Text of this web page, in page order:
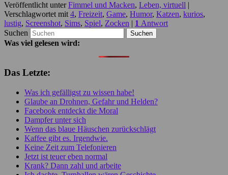
Veröffentlicht unter Fimmel und Macken, Leben, virtuell |
Verschlagwortet mit 4, Freizeit, Game, Humor, Katzen, kurios,
lustig, Screenshot, Sims, Spiel, Zocken | 1 Antwort
Suchen
Was viel gelesen wird:
Das Letzte:
Was ich gefälligst zu wissen habe!
Glaube an Drohnen, Gefahr und Helden?
Facebook entdeckt die Moral
Dampfer unter sich
Wenn das blaue Häuschen zurückschlägt
Kaffee gibt es. Irgendwie.
Keine Zeit zum Telefonieren
Jetzt ist teuer eben normal
Krank? Dann zahl und arbeite